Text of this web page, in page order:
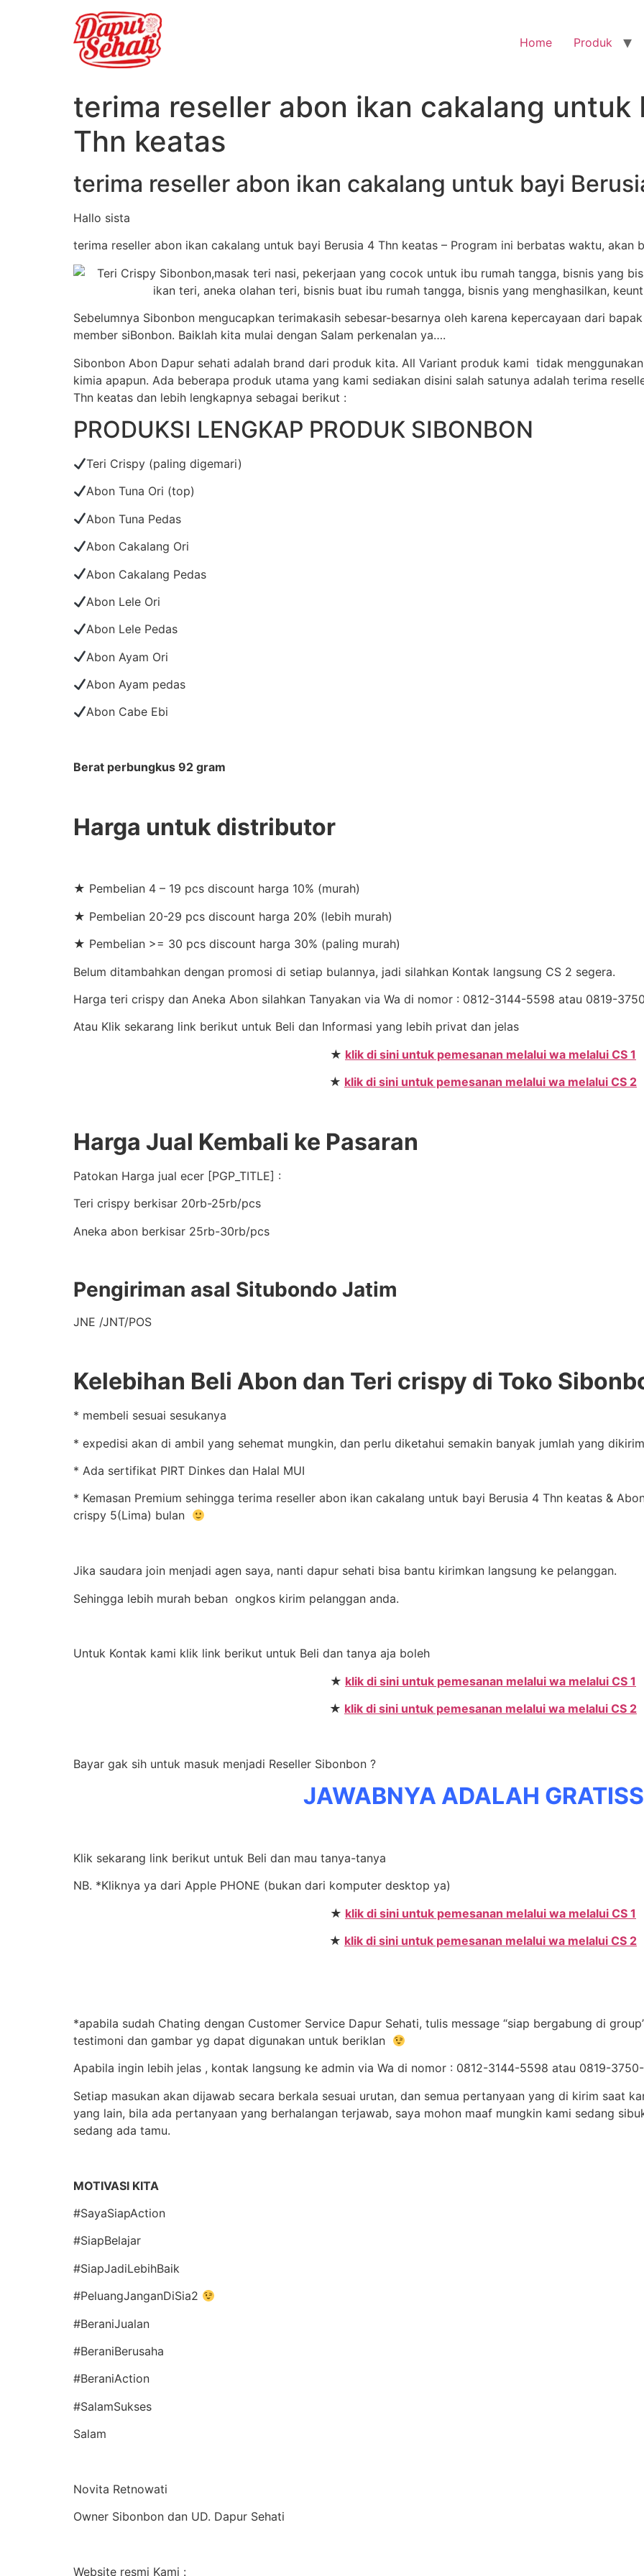
Home Produk
terima reseller abon ikan cakalang untuk
Thn keatas
terima reseller abon ikan cakalang untuk bayi
Hallo sista
terima reseller abon ikan cakalang untuk bayi Berusia 4 Thn keatas – Program ini berbatas waktu, akan
Sebelumnya Sibonbon mengucapkan terimakasih sebesar-besarnya oleh karena kepercayaan dari
member siBonbon. Baiklah kita mulai dengan Salam perkenalan ya….
Sibonbon Abon Dapur sehati adalah brand dari produk kita. All Variant produk kami tidak
kimia apapun. Ada beberapa produk utama yang kami sediakan disini salah satunya adalah terima
Thn keatas dan lebih lengkapnya sebagai berikut :
PRODUKSI LENGKAP PRODUK SIBONBON
Teri Crispy (paling digemari)
Abon Tuna Ori (top)
Abon Tuna Pedas
Abon Cakalang Ori
Abon Cakalang Pedas
Abon Lele Ori
Abon Lele Pedas
Abon Ayam Ori
Abon Ayam pedas
Abon Cabe Ebi
Berat perbungkus 92 gram
Harga untuk distributor
★ Pembelian 4 – 19 pcs discount harga 10% (murah)
★ Pembelian 20-29 pcs discount harga 20% (lebih murah)
★ Pembelian >= 30 pcs discount harga 30% (paling murah)
Belum ditambahkan dengan promosi di setiap bulannya, jadi silahkan Kontak langsung CS 2 segera.
Harga teri crispy dan Aneka Abon silahkan Tanyakan via Wa di nomor : 0812-3144-5598 atau 0819-
Atau Klik sekarang link berikut untuk Beli dan Informasi yang lebih privat dan jelas
★ klik di sini untuk pemesanan melalui wa melalui CS 1
★ klik di sini untuk pemesanan melalui wa melalui CS 2
Harga Jual Kembali ke Pasaran
Patokan Harga jual ecer [PGP_TITLE] :
Teri crispy berkisar 20rb-25rb/pcs
Aneka abon berkisar 25rb-30rb/pcs
Pengiriman asal Situbondo Jatim
JNE /JNT/POS
Kelebihan Beli Abon dan Teri crispy di Toko
* membeli sesuai sesukanya
* expedisi akan di ambil yang sehemat mungkin, dan perlu diketahui semakin banyak jumlah yang
* Ada sertifikat PIRT Dinkes dan Halal MUI
* Kemasan Premium sehingga terima reseller abon ikan cakalang untuk bayi Berusia 4 Thn keatas &
crispy 5(Lima) bulan
Jika saudara join menjadi agen saya, nanti dapur sehati bisa bantu kirimkan langsung ke pelanggan.
Sehingga lebih murah beban ongkos kirim pelanggan anda.
Untuk Kontak kami klik link berikut untuk Beli dan tanya aja boleh
★ klik di sini untuk pemesanan melalui wa melalui CS 1
★ klik di sini untuk pemesanan melalui wa melalui CS 2
Bayar gak sih untuk masuk menjadi Reseller Sibonbon ?
JAWABNYA ADALAH
Klik sekarang link berikut untuk Beli dan mau tanya-tanya
NB. *Kliknya ya dari Apple PHONE (bukan dari komputer desktop ya)
★ klik di sini untuk pemesanan melalui wa melalui CS 1
★ klik di sini untuk pemesanan melalui wa melalui CS 2
*apabila sudah Chating dengan Customer Service Dapur Sehati, tulis message “siap bergabung di
testimoni dan gambar yg dapat digunakan untuk beriklan
Apabila ingin lebih jelas , kontak langsung ke admin via Wa di nomor : 0812-3144-5598 atau 0819-
Setiap masukan akan dijawab secara berkala sesuai urutan, dan semua pertanyaan yang di kirim saat
yang lain, bila ada pertanyaan yang berhalangan terjawab, saya mohon maaf mungkin kami sedang
sedang ada tamu.
MOTIVASI KITA
#SayaSiapAction
#SiapBelajar
#SiapJadiLebihBaik
#PeluangJanganDiSia2
#BeraniJualan
#BeraniBerusaha
#BeraniAction
#SalamSukses
Salam
Novita Retnowati
Owner Sibonbon dan UD. Dapur Sehati
Website resmi Kami :